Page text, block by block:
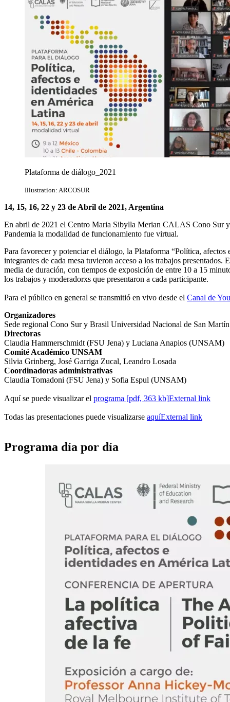
Plataforma de diálogo_2021
Illustration: ARCOSUR
14, 15, 16, 22 y 23 de Abril de 2021, Argentina
En abril de 2021 el Centro Maria Sibylla Merian CALAS Cono Sur
Pandemia la modalidad de funcionamiento fue virtual.
Para favorecer y potenciar el diálogo, la Plataforma “Política,
integrantes de cada mesa tuvieron acceso a los trabajos
media de duración, con tiempos de exposición de entre 10 a 15
los trabajos y moderadorxs que presentaron a cada participante.
Para el público en general se transmitió en vivo desde el Canal de
Organizadores
Sede regional Cono Sur y Brasil Universidad Nacional de San
Directoras
Claudia Hammerschmidt (FSU Jena) y Luciana Anapios (UNSAM)
Comité Académico UNSAM
Silvia Grinberg, José Garriga Zucal, Leandro Losada
Coordinadoras administrativas
Claudia Tomadoni (FSU Jena) y Sofia Espul (UNSAM)
Aquí se puede visualizar el programa [pdf, 363 kb]External link
Todas las presentaciones puede visualizarse aquíExternal link
Programa día por día